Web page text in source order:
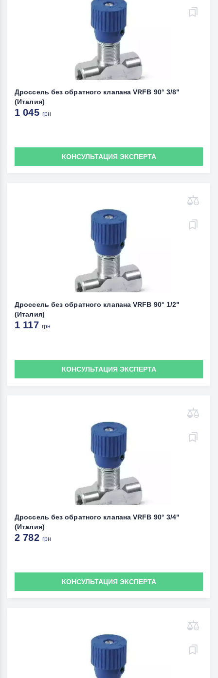
Дроссель без обратного клапана VRFB 90° 3/8"
(Италия)
1 045 грн
КОНСУЛЬТАЦИЯ ЭКСПЕРТА
Дроссель без обратного клапана VRFB 90° 1/2"
(Италия)
1 117 грн
КОНСУЛЬТАЦИЯ ЭКСПЕРТА
Дроссель без обратного клапана VRFB 90° 3/4"
(Италия)
2 782 грн
КОНСУЛЬТАЦИЯ ЭКСПЕРТА